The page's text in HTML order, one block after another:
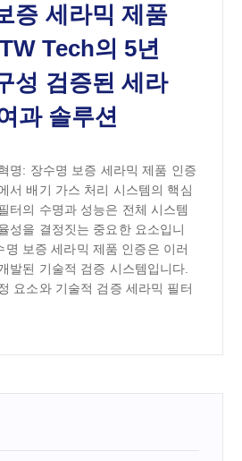
증 세라믹 제품
Tech의 5년
성 검증된 세라
과 솔루션
명: 장수명 보증 세라믹 제품 인증
서 배기 가스 처리 시스템의 핵심
터의 수명과 성능은 전체 시스템
성을 결정짓는 중요한 요소입니
명 보증 세라믹 제품 인증은 이러
발된 기술적 검증 시스템입니다.
요소와 기술적 검증 세라믹 필터